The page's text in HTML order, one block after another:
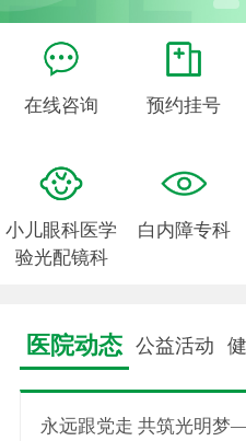
在线咨询 预约挂号
小儿眼科医学
验光配镜科
白内障专科
医院动态 公益活动
永远跟党走 共筑光明梦——庆祝中国共产党成立